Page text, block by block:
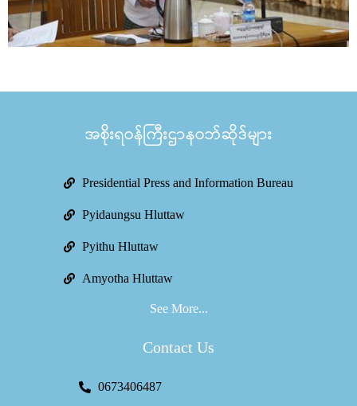
အစိုးရဝန်ကြီးဌာနဝဘ်ဆိုဒ်များ
Presidential Press and Information Bureau
Pyidaungsu Hluttaw
Pyithu Hluttaw
Amyotha Hluttaw
See More...
Contact Us
0673406487